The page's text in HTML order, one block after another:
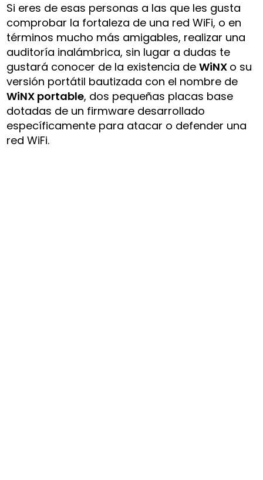
Si eres de esas personas a las que les gusta
comprobar la fortaleza de una red WiFi, o en
términos mucho más amigables, realizar una
auditoría inalámbrica, sin lugar a dudas te
gustará conocer de la existencia deWiNX o su
versión portátil bautizada con el nombre de
WiNX portable, dos pequeñas placas base
dotadas de un firmware desarrollado
específicamente para atacar o defender una
red WiFi.